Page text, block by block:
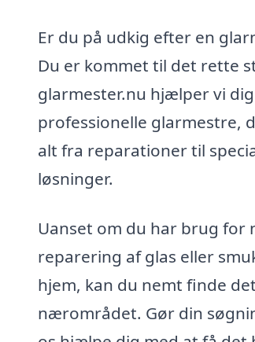
Er du på udkig efter en
Du er kommet til det rette
glarmester.nu hjælper vi
professionelle glarmestre,
alt fra reparationer til
løsninger.
Uanset om du har brug for
reparering af glas eller
hjem, kan du nemt finde
nærområdet. Gør din